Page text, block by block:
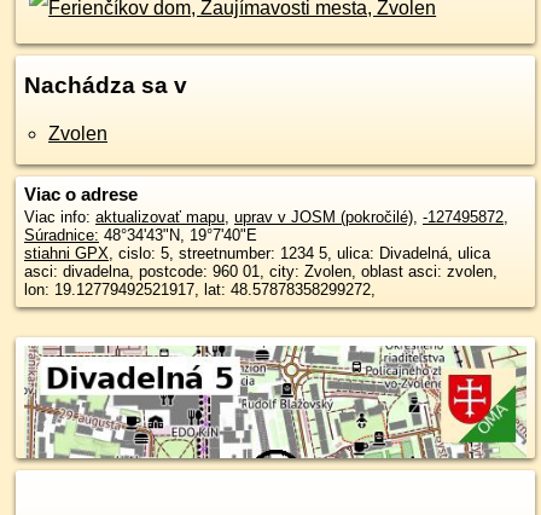
Nachádza sa v
Zvolen
Viac o adrese
Viac info: aktualizovať mapu, uprav v JOSM (pokročilé), -127495872,
Súradnice: 48°34'43"N, 19°7'40"E
stiahni GPX, cislo: 5, streetnumber: 1234 5, ulica: Divadelná, ulica
asci: divadelna, postcode: 960 01, city: Zvolen, oblast asci: zvolen,
lon: 19.12779492521917, lat: 48.57878358299272,